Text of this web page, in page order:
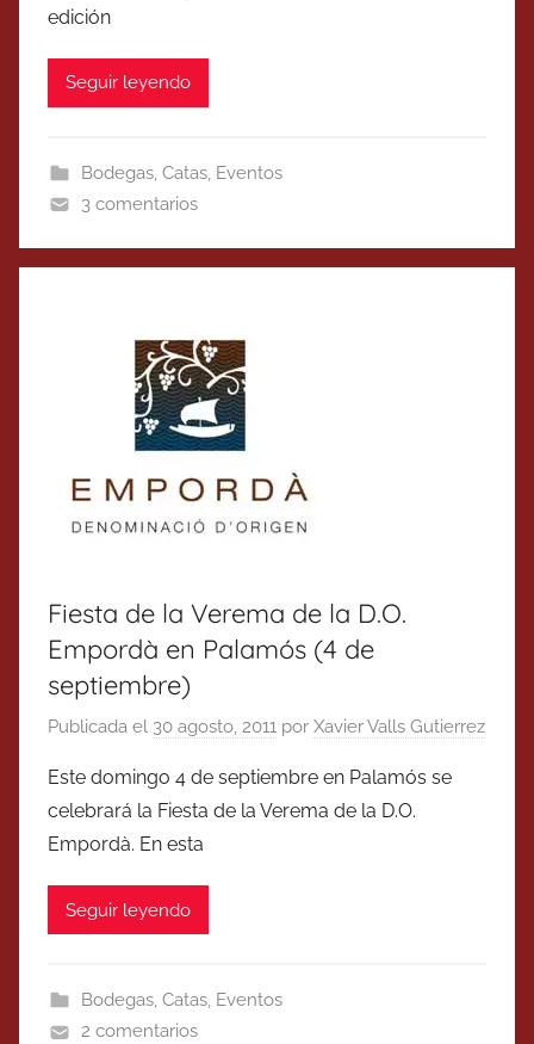
edición
Seguir leyendo
Bodegas, Catas, Eventos
3 comentarios
Fiesta de la Verema de la D.O.
Empordà en Palamós (4 de
septiembre)
Publicada el 30 agosto, 2011 por Xavier Valls Gutierrez
Este domingo 4 de septiembre en Palamós se
celebrará la Fiesta de la Verema de la D.O.
Empordà. En esta
Seguir leyendo
Bodegas, Catas, Eventos
2 comentarios